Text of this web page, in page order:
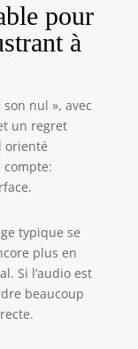
idéal
le
pour
à
nul », avec
un regret
orienté
compte:
typique se
plus en
Si l’audio est
beaucoup